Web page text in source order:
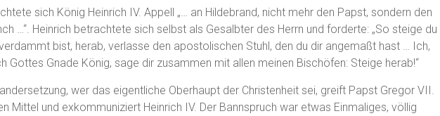
sich König Heinrich IV. Appell „… an Hildebrand, nicht mehr den Papst, sondern den
…“. Heinrich betrachtete sich selbst als Gesalbter des Herrn und forderte: „So steige du
bist, herab, verlasse den apostolischen Stuhl, den du dir angemaßt hast … Ich,
Gottes Gnade König, sage dir zusammen mit allen meinen Bischöfen: Steige herab!“
wer das eigentliche Oberhaupt der Christenheit sei, greift Papst Gregor VII.
Mittel und exkommuniziert Heinrich IV. Der Bannspruch war etwas Einmaliges, völlig